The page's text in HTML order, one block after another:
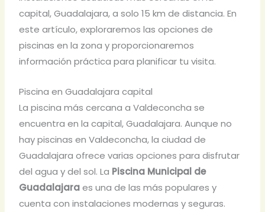
capital, Guadalajara, a solo 15 km de distancia. En
este artículo, exploraremos las opciones de
piscinas en la zona y proporcionaremos
información práctica para planificar tu visita.
Piscina en Guadalajara capital
La piscina más cercana a Valdeconcha se
encuentra en la capital, Guadalajara. Aunque no
hay piscinas en Valdeconcha, la ciudad de
Guadalajara ofrece varias opciones para disfrutar
del agua y del sol. La Piscina Municipal de
Guadalajaraes una de las más populares y
cuenta con instalaciones modernas y seguras.